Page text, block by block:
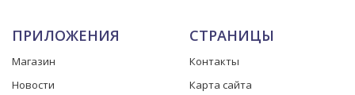
ПРИЛОЖЕНИЯ
Магазин
Новости
СТРАНИЦЫ
Контакты
Карта сайта